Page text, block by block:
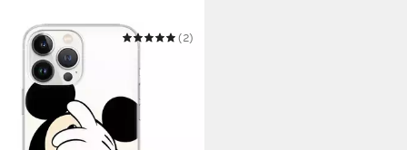
Handyhülle Mickey 003
Partial Print Transparent
(2)
UVP
Werktagen bei dir